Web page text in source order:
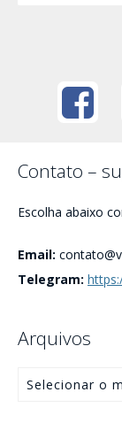
Contato –
Escolha abaixo
Email:
Telegram:
Arquivos